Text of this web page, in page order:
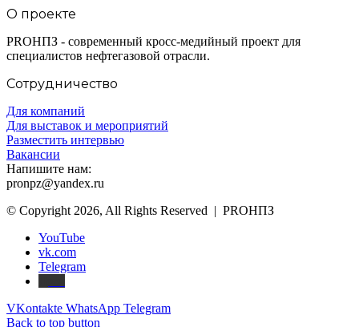
О проекте
PROНПЗ - современный кросс-медийный проект для
специалистов нефтегазовой отрасли.
Сотрудничество
Для компаний
Для выставок и мероприятий
Разместить интервью
Вакансии
Напишите нам:
pronpz@yandex.ru
© Copyright 2026, All Rights Reserved | PROНПЗ
YouTube
vk.com
Telegram
VKontakte WhatsApp Telegram
Back to top button